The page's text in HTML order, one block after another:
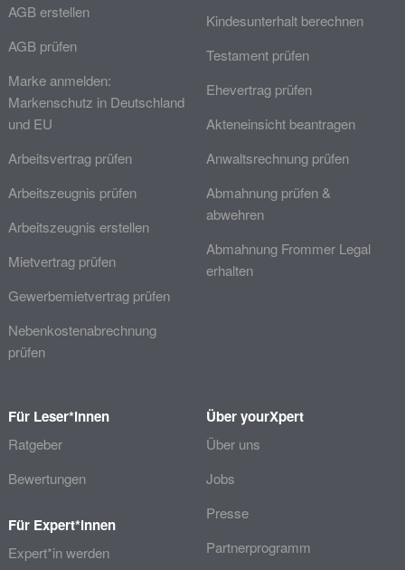
AGB erstellen
AGB prüfen
Marke anmelden:
Markenschutz in Deutschland
und EU
Arbeitsvertrag prüfen
Arbeitszeugnis prüfen
Arbeitszeugnis erstellen
Mietvertrag prüfen
Gewerbemietvertrag prüfen
Nebenkostenabrechnung
prüfen
Kindesunterhalt berechnen
Testament prüfen
Ehevertrag prüfen
Akteneinsicht beantragen
Anwaltsrechnung prüfen
Abmahnung prüfen &
abwehren
Abmahnung Frommer Legal
erhalten
Für Leser*innen
Ratgeber
Bewertungen
Für Expert*innen
Expert*in werden
Über yourXpert
Über uns
Jobs
Presse
Partnerprogramm